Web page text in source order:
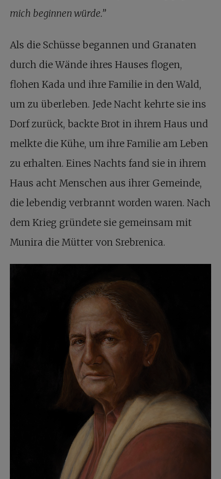
mich beginnen würde.”
Als die Schüsse begannen und Granaten
durch die Wände ihres Hauses flogen,
flohen Kada und ihre Familie in den Wald,
um zu überleben. Jede Nacht kehrte sie ins
Dorf zurück, backte Brot in ihrem Haus und
melkte die Kühe, um ihre Familie am Leben
zu erhalten. Eines Nachts fand sie in ihrem
Haus acht Menschen aus ihrer Gemeinde,
die lebendig verbrannt worden waren. Nach
dem Krieg gründete sie gemeinsam mit
Munira die Mütter von Srebrenica.